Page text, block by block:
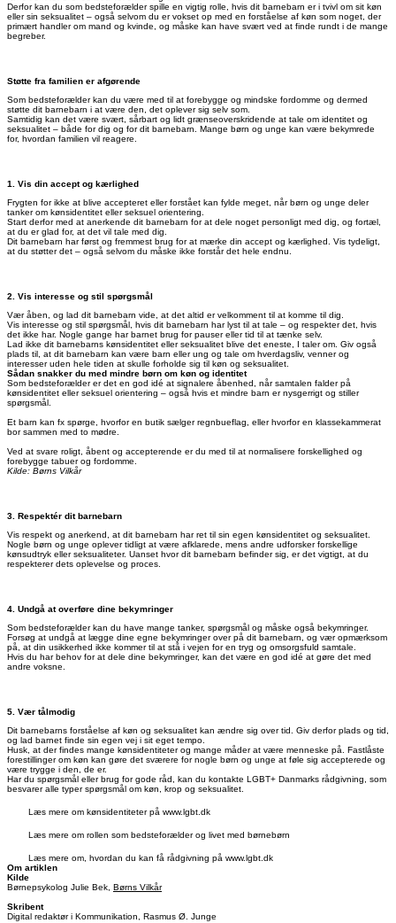
Derfor kan du som bedsteforælder spille en vigtig rolle, hvis dit barnebarn er i tvivl om sit køn
eller sin seksualitet – også selvom du er vokset op med en forståelse af køn som noget, der
primært handler om mand og kvinde, og måske kan have svært ved at finde rundt i de mange
begreber.
Støtte fra familien er afgørende
Som bedsteforælder kan du være med til at forebygge og mindske fordomme og dermed
støtte dit barnebarn i at være den, det oplever sig selv som.
Samtidig kan det være svært, sårbart og lidt grænseoverskridende at tale om identitet og
seksualitet – både for dig og for dit barnebarn. Mange børn og unge kan være bekymrede
for, hvordan familien vil reagere.
1. Vis din accept og kærlighed
Frygten for ikke at blive accepteret eller forstået kan fylde meget, når børn og unge deler
tanker om kønsidentitet eller seksuel orientering.
Start derfor med at anerkende dit barnebarn for at dele noget personligt med dig, og fortæl,
at du er glad for, at det vil tale med dig.
Dit barnebarn har først og fremmest brug for at mærke din accept og kærlighed. Vis tydeligt,
at du støtter det – også selvom du måske ikke forstår det hele endnu.
2. Vis interesse og stil spørgsmål
Vær åben, og lad dit barnebarn vide, at det altid er velkomment til at komme til dig.
Vis interesse og stil spørgsmål, hvis dit barnebarn har lyst til at tale – og respekter det, hvis
det ikke har. Nogle gange har barnet brug for pauser eller tid til at tænke selv.
Lad ikke dit barnebarns kønsidentitet eller seksualitet blive det eneste, I taler om. Giv også
plads til, at dit barnebarn kan være barn eller ung og tale om hverdagsliv, venner og
interesser uden hele tiden at skulle forholde sig til køn og seksualitet.
Sådan snakker du med mindre børn om køn og identitet
Som bedsteforælder er det en god idé at signalere åbenhed, når samtalen falder på
kønsidentitet eller seksuel orientering – også hvis et mindre barn er nysgerrigt og stiller
spørgsmål.
Et barn kan fx spørge, hvorfor en butik sælger regnbueflag, eller hvorfor en klassekammerat
bor sammen med to mødre.
Ved at svare roligt, åbent og accepterende er du med til at normalisere forskellighed og
forebygge tabuer og fordomme.
Kilde: Børns Vilkår
3. Respektér dit barnebarn
Vis respekt og anerkend, at dit barnebarn har ret til sin egen kønsidentitet og seksualitet.
Nogle børn og unge oplever tidligt at være afklarede, mens andre udforsker forskellige
kønsudtryk eller seksualiteter. Uanset hvor dit barnebarn befinder sig, er det vigtigt, at du
respekterer dets oplevelse og proces.
4. Undgå at overføre dine bekymringer
Som bedsteforælder kan du have mange tanker, spørgsmål og måske også bekymringer.
Forsøg at undgå at lægge dine egne bekymringer over på dit barnebarn, og vær opmærksom
på, at din usikkerhed ikke kommer til at stå i vejen for en tryg og omsorgsfuld samtale.
Hvis du har behov for at dele dine bekymringer, kan det være en god idé at gøre det med
andre voksne.
5. Vær tålmodig
Dit barnebarns forståelse af køn og seksualitet kan ændre sig over tid. Giv derfor plads og tid,
og lad barnet finde sin egen vej i sit eget tempo.
Husk, at der findes mange kønsidentiteter og mange måder at være menneske på. Fastlåste
forestillinger om køn kan gøre det sværere for nogle børn og unge at føle sig accepterede og
være trygge i den, de er.
Har du spørgsmål eller brug for gode råd, kan du kontakte LGBT+ Danmarks rådgivning, som
besvarer alle typer spørgsmål om køn, krop og seksualitet.
Læs mere om kønsidentiteter på www.lgbt.dk
Læs mere om rollen som bedsteforælder og livet med børnebørn
Læs mere om, hvordan du kan få rådgivning på www.lgbt.dk
Om artiklen
Kilde
Børnepsykolog Julie Bek, Børns Vilkår
Skribent
Digital redaktør i Kommunikation, Rasmus Ø. Junge